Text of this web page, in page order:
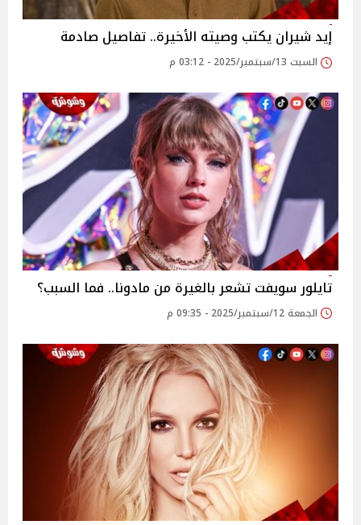
إيد شيران يكتب وصيته الأخيرة.. تفاصيل صادمة
السبت 13/سبتمبر/2025 - 03:12 م
تايلور سويفت تشعر بالغيرة من مادونا.. فما السبب؟
الجمعة 12/سبتمبر/2025 - 09:35 م